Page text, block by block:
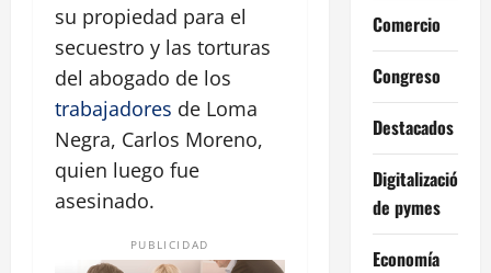
su propiedad para el
secuestro y las torturas
del abogado de los
trabajadores de Loma
Negra, Carlos Moreno,
quien luego fue
asesinado.
PUBLICIDAD
Comercio
Congreso
Destacados
Digitalización
de pymes
Economía